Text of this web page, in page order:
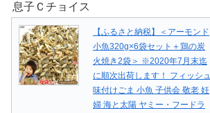
息子Ｃチョイス
【ふるさと納税】＜アーモンド
小魚320g×6袋セット＋鶏の炭
火焼き2袋＞ ※2020年7月末迄
に順次出荷します！ フィッシュ
味付けごま 小魚 子供会 敬老 妊
婦 海と太陽 ヤミー・フードラ